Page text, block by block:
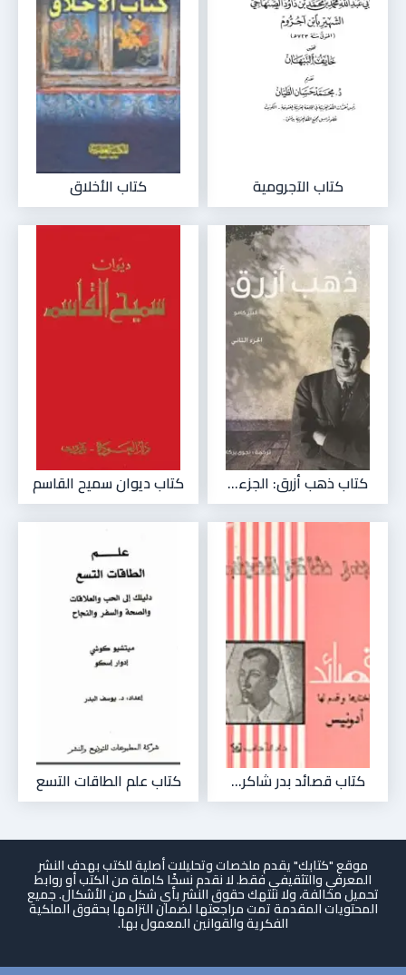
كتاب الآجرومية كتاب الأخلاق
كتاب ذهب أزرق: الجزء... كتاب ديوان سميح القاسم
كتاب قصائد بدر شاكر... كتاب علم الطاقات التسع
موقع "كتابك" يقدم ملخصات وتحليلات أصلية للكتب بهدف النشر
المعرفي والتثقيفي فقط. لا نقدم نسخًا كاملة من الكتب أو روابط
تحميل مخالفة، ولا ننتهك حقوق النشر بأي شكل من الأشكال. جميع
المحتويات المقدمة تمت مراجعتها لضمان التزامها بحقوق الملكية
الفكرية والقوانين المعمول بها.